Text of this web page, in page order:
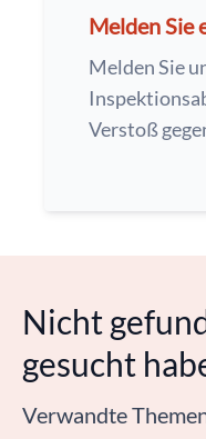
Melden Sie
Melden Sie
Verstoß
Nicht
gesucht
Verwandte